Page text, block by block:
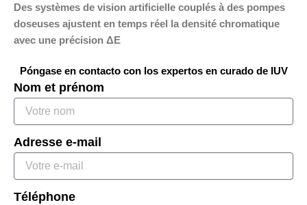
Des systèmes de vision artificielle couplés à des pompes
doseuses ajustent en temps réel la densité chromatique
avec une précision ΔE
Póngase en contacto con los expertos en curado de IUV
Nom et prénom
Adresse e-mail
Téléphone